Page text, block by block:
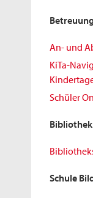
An- und
KiTa-
Schüler
Bibliothek
Schule